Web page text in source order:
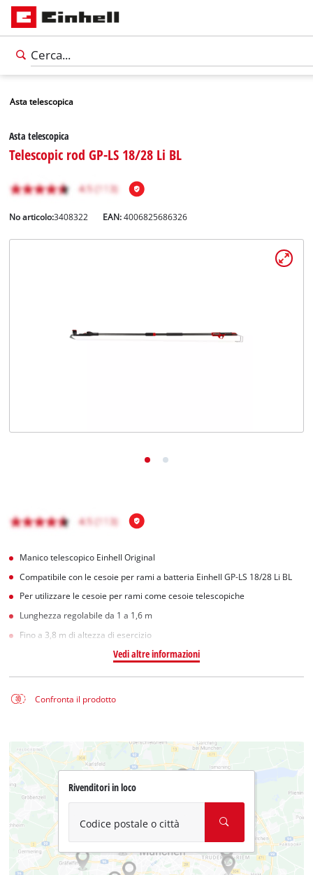
Asta telescopica
Asta telescopica
Telescopic rod GP-LS 18/28 Li BL
No articolo:3408322 EAN:4006825686326
Manico telescopico Einhell Original
Compatibile con le cesoie per rami a batteria Einhell GP-LS 18/28 Li BL
Per utilizzare le cesoie per rami come cesoie telescopiche
Lunghezza regolabile da 1 a 1,6 m
Fino a 3,8 m di altezza di esercizio
Vedi altre informazioni
Confronta il prodotto
Rivenditori in loco
Codice postale o città